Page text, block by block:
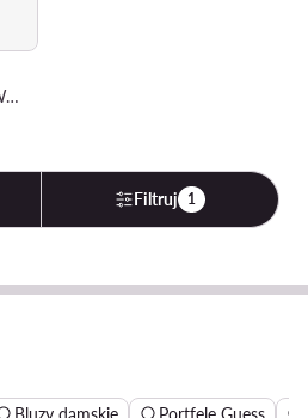
Eau de Parfum Lumineuse Woda perfumowana
Filtruj 1
Bluzy damskie Portfele Guess